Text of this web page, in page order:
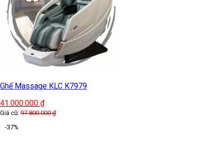
Ghế Massage KLC K7979
41.000.000 ₫
Giá cũ: 97.800.000₫
-37%